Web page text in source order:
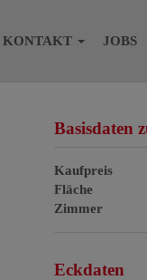
KONTAKT JOBS
Basisdaten
Kaufpreis
Fläche
Zimmer
Eckdaten